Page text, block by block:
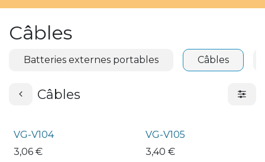
Câbles
Batteries externes portables Câbles
Câbles
VG-V104
3,06 €
VG-V105
3,40 €